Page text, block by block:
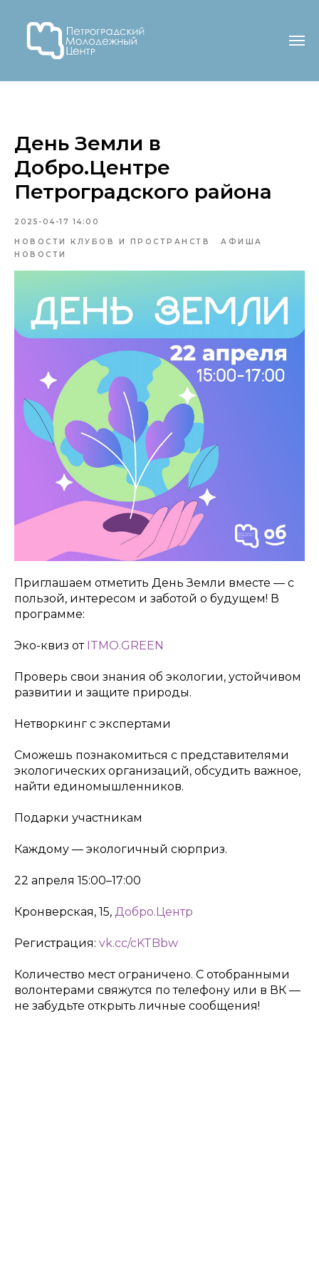
День Земли в
Добро.Центре
Петроградского района
2025-04-17 14:00
НОВОСТИ КЛУБОВ И ПРОСТРАНСТВ
АФИША
НОВОСТИ
Приглашаем отметить День Земли вместе — с
пользой, интересом и заботой о будущем! В
программе:
Эко-квиз от ITMO.GREEN
Проверь свои знания об экологии, устойчивом
развитии и защите природы.
Нетворкинг с экспертами
Сможешь познакомиться с представителями
экологических организаций, обсудить важное,
найти единомышленников.
Подарки участникам
Каждому — экологичный сюрприз.
22 апреля 15:00–17:00
Кронверская, 15, Добро.Центр
Регистрация: vk.cc/cKTBbw
Количество мест ограничено. С отобранными
волонтерами свяжутся по телефону или в ВК —
не забудьте открыть личные сообщения!